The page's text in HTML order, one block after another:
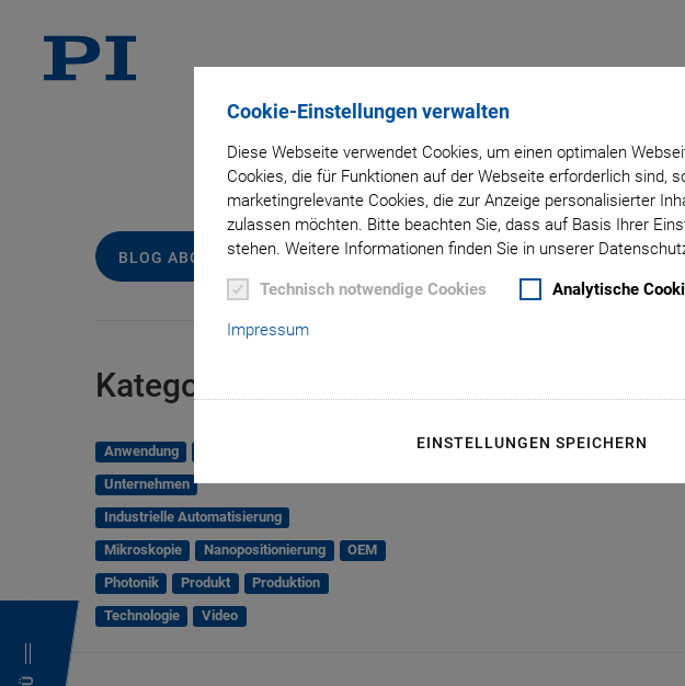
Cookie-Einstellungen verwalten
Diese Webseite verwendet Cookies, um einen optimalen
Cookies, die für Funktionen auf der Webseite erforderlich sind,
marketingrelevante Cookies, die zur Anzeige personalisierter
zulassen möchten. Bitte beachten Sie, dass auf Basis Ihrer
stehen. Weitere Informationen finden Sie in unserer
Technisch notwendige Cookies Analytische
Impressum
EINSTELLUNGEN SPEICHERN
BLOG ABONNIEREN
Kategorien
Anwendung
Unternehmen
Industrielle Automatisierung
Mikroskopie
Nanopositionierung
OEM
Photonik
Produkt
Produktion
Technologie
Video
Tag: PIFOC